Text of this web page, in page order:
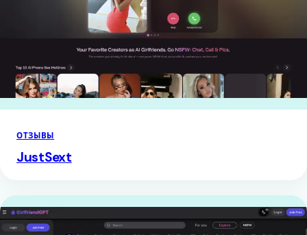
ОТЗЫВЫ
JustSext